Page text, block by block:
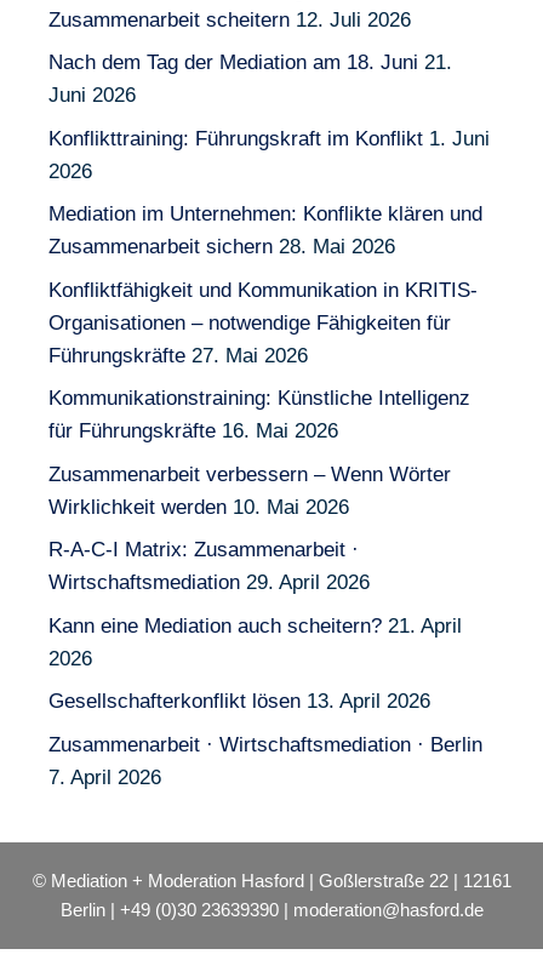
Zusammenarbeit scheitern 12. Juli 2026
Nach dem Tag der Mediation am 18. Juni 21.
Juni 2026
Konflikttraining: Führungskraft im Konflikt 1. Juni
2026
Mediation im Unternehmen: Konflikte klären und
Zusammenarbeit sichern 28. Mai 2026
Konfliktfähigkeit und Kommunikation in KRITIS-
Organisationen – notwendige Fähigkeiten für
Führungskräfte 27. Mai 2026
Kommunikationstraining: Künstliche Intelligenz
für Führungskräfte 16. Mai 2026
Zusammenarbeit verbessern – Wenn Wörter
Wirklichkeit werden 10. Mai 2026
R-A-C-I Matrix: Zusammenarbeit ·
Wirtschaftsmediation 29. April 2026
Kann eine Mediation auch scheitern? 21. April
2026
Gesellschafterkonflikt lösen 13. April 2026
Zusammenarbeit · Wirtschaftsmediation · Berlin
7. April 2026
© Mediation + Moderation Hasford | Goßlerstraße 22 | 12161
Berlin | +49 (0)30 23639390 | moderation@hasford.de